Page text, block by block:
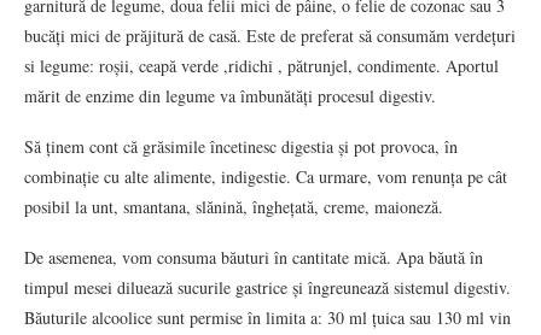
garnitură de legume, doua felii mici de pâine, o felie de cozonac sau 3
bucăți mici de prăjitură de casă. Este de preferat să consumăm verdețuri
si legume: roșii, ceapă verde ,ridichi , pătrunjel, condimente. Aportul
mărit de enzime din legume va îmbunătăți procesul digestiv.
Să ținem cont că grăsimile încetinesc digestia și pot provoca, în
combinație cu alte alimente, indigestie. Ca urmare, vom renunța pe cât
posibil la unt, smantana, slănină, înghețată, creme, maioneză.
De asemenea, vom consuma băuturi în cantitate mică. Apa băută în
timpul mesei diluează sucurile gastrice și îngreunează sistemul digestiv.
Băuturile alcoolice sunt permise în limita a: 30 ml țuica sau 130 ml vin